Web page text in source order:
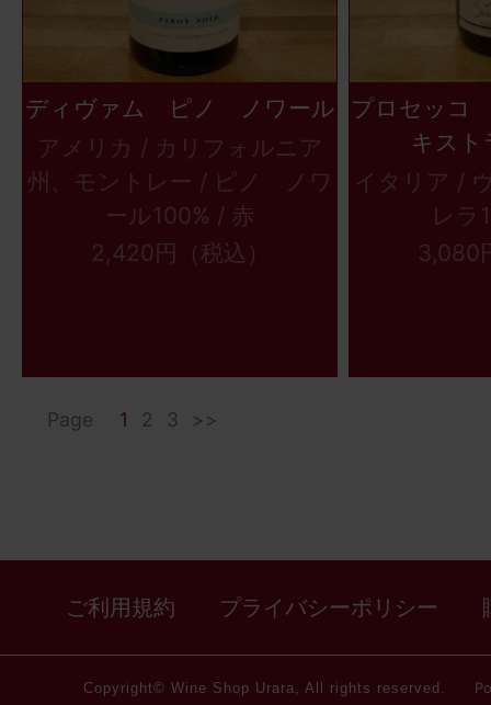
ディヴァム ピノ ノワール
アメリカ / カリフォルニア
州、モントレー / ピノ ノワ
ール100% / 赤
2,420円（税込）
プロセッ
キス
イタリア /
レラ
3,080
Page 1 2 3 >>
ご利用規約 プライバシーポリシー
Copyright© Wine Shop Urara, All rights reserved.